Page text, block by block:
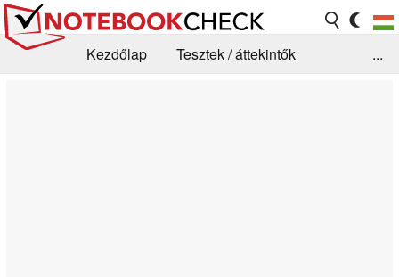
Kezdőlap
Tesztek / áttekintők
...